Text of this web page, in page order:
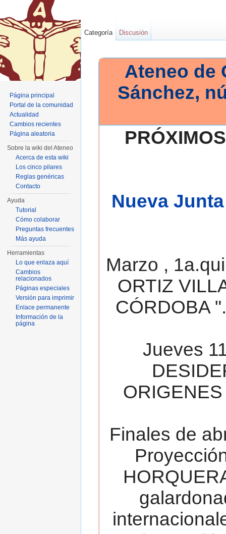
Ateneo de
Sánchez,
Nueva
Marzo ,
ORTIZ
CÓRDOBA
Jueves
Finales de
Categoría Discusión
Página principal
Portal de la comunidad
Actualidad
Cambios recientes
Página aleatoria
Sobre la wiki del Ateneo
Acerca de esta wiki
Los cinco pilares
Reglas genéricas
Contacto
Ayuda
Tutorial
Cómo colaborar
Preguntas frecuentes
Más ayuda
Herramientas
Lo que enlaza aquí
Cambios
relacionados
Páginas especiales
Versión para imprimir
Enlace permanente
Información de la
página